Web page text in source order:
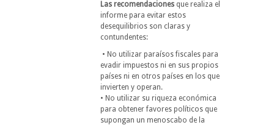
Las recomendaciones que realiza el
informe para evitar estos
desequilibrios son claras y
contundentes:
• No utilizar paraísos fiscales para
evadir impuestos ni en sus propios
países ni en otros países en los que
invierten y operan.
• No utilizar su riqueza económica
para obtener favores políticos que
supongan un menoscabo de la